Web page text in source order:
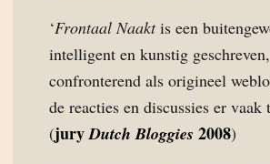
‘Frontaal Naaktis een
intelligent en kunstig
confronterend als origineel
de reacties en discussies er vaak
(juryDutch Bloggies 2008)